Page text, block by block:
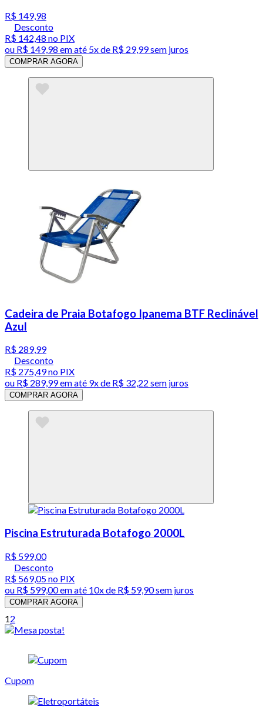
R$ 149,98
Desconto
R$ 142,48 no PIX
ou R$ 149,98 em até 5x de R$ 29,99 sem juros
COMPRAR AGORA
Cadeira de Praia Botafogo Ipanema BTF Reclinável
Azul
R$ 289,99
Desconto
R$ 275,49no PIX
ou R$ 289,99em até 9x de R$ 32,22 sem juros
COMPRAR AGORA
Piscina Estruturada Botafogo 2000L
R$ 599,00
Desconto
R$ 569,05no PIX
ou R$ 599,00em até 10x de R$ 59,90 sem juros
COMPRAR AGORA
12
Cupom